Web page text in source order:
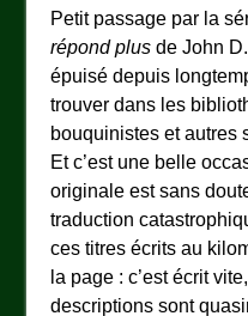
Petit passage par la
répond plus de John
épuisé depuis
trouver dans les
bouquinistes et autres
Et c’est une belle
originale est sans
traduction
ces titres écrits au
la page : c’est écrit
descriptions sont